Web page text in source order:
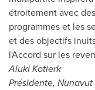
étroitement avec
programmes et les
et des objectifs
l'Accord sur les
Aluki Kotierk
Présidente,